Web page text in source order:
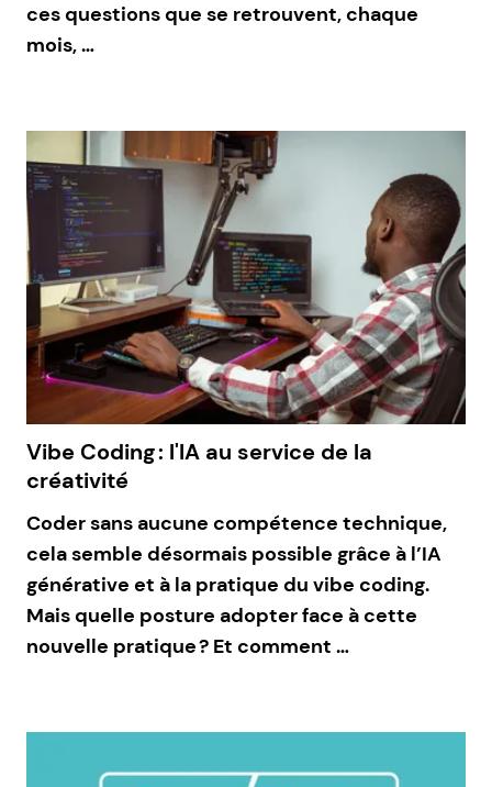
ces questions que se retrouvent, chaque
mois, …
Vibe Coding : l'IA au service de la
créativité
Coder sans aucune compétence technique,
cela semble désormais possible grâce à l’IA
générative et à la pratique du vibe coding.
Mais quelle posture adopter face à cette
nouvelle pratique ? Et comment …